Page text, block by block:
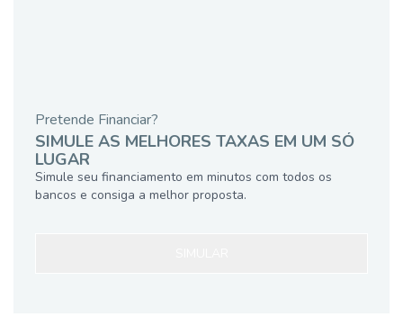
Pretende Financiar?
SIMULE AS MELHORES TAXAS EM UM SÓ
LUGAR
Simule seu financiamento em minutos com todos os
bancos e consiga a melhor proposta.